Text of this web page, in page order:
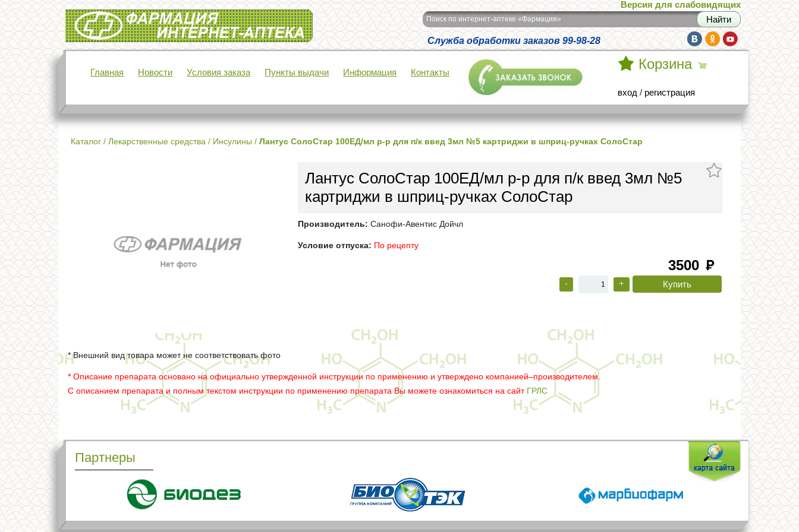
Интернет-аптека Фармация
Версия для слабовидящих
Поиск по интернет-аптеке «Фармация»
Служба обработки заказов 99-98-28
Главная Новости Условия заказа Пункты выдачи Информация Контакты
Корзина
вход / регистрация
Каталог / Лекарственные средства / Инсулины / Лантус СолоСтар 100ЕД/мл р-р для п/к введ 3мл №5 картриджи в шприц-ручках СолоСтар
Лантус СолоСтар 100ЕД/мл р-р для п/к введ 3мл №5
картриджи в шприц-ручках СолоСтар
Производитель: Санофи-Авентис Дойчл
Условие отпуска: По рецепту
3500 руб
- +
* Внешний вид товара может не соответствовать фото
* Описание препарата основано на официально утвержденной инструкции по применению и утверждено компанией–производителем.
С описанием препарата и полным текстом инструкции по применению препарата Вы можете ознакомиться на сайт ГРЛС
Партнеры